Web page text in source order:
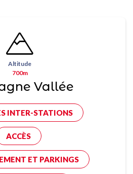
Altitude
700m
Vallée
INTER-STATIONS
ACCÈS
ET PARKINGS